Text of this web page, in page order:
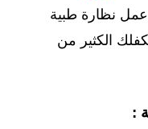
نظارة طبية
الكثير من
: